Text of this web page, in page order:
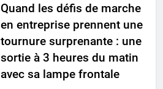
Quand les défis de marche
en entreprise prennent une
tournure surprenante : une
sortie à 3 heures du matin
avec sa lampe frontale